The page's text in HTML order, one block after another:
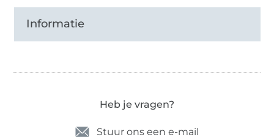
Informatie
Heb je vragen?
Stuur ons een e-mail